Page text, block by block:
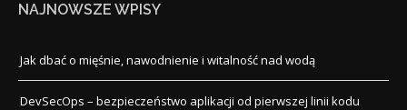
NAJNOWSZE WPISY
Jak dbać o mięśnie, nawodnienie i witalność nad wodą
DevSecOps – bezpieczeństwo aplikacji od pierwszej linii kodu